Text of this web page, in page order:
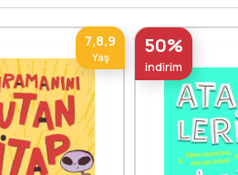
7,8,9
Yaş 50%
indirim